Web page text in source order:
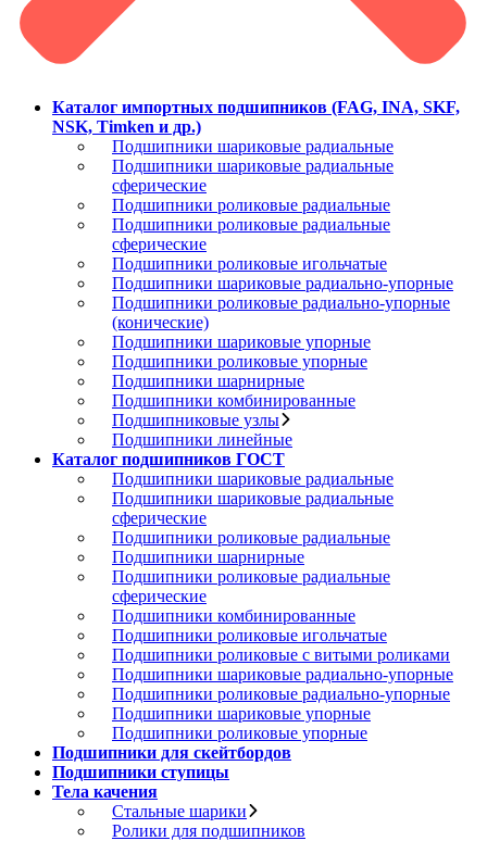
Каталог импортных подшипников (FAG, INA, SKF,
NSK, Timken и др.)
Подшипники шариковые радиальные
Подшипники шариковые радиальные
сферические
Подшипники роликовые радиальные
Подшипники роликовые радиальные
сферические
Подшипники роликовые игольчатые
Подшипники шариковые радиально-упорные
Подшипники роликовые радиально-упорные
(конические)
Подшипники шариковые упорные
Подшипники роликовые упорные
Подшипники шарнирные
Подшипники комбинированные
Подшипниковые узлы
Подшипники линейные
Каталог подшипников ГОСТ
Подшипники шариковые радиальные
Подшипники шариковые радиальные
сферические
Подшипники роликовые радиальные
Подшипники шарнирные
Подшипники роликовые радиальные
сферические
Подшипники комбинированные
Подшипники роликовые игольчатые
Подшипники роликовые с витыми роликами
Подшипники шариковые радиально-упорные
Подшипники роликовые радиально-упорные
Подшипники шариковые упорные
Подшипники роликовые упорные
Подшипники для скейтбордов
Подшипники ступицы
Тела качения
Стальные шарики
Ролики для подшипников